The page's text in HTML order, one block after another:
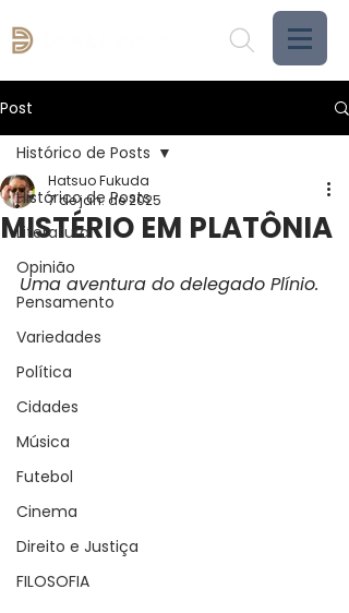
Post
Histórico de Posts
Literatura
Opinião
Pensamento
Variedades
Política
Cidades
Música
Futebol
Cinema
Direito e Justiça
FILOSOFIA
Histórico de Posts
MISTÉRIO EM PLATÔNIA
Hatsuo Fukuda
7 de jan. de 2025
Uma aventura do delegado Plínio.